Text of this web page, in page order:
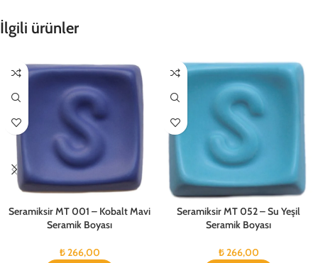
İlgili ürünler
Seramiksir MT 001 – Kobalt Mavi
Seramik Boyası
₺266,00
Seramiksir MT 052 – Su Yeşil
Seramik Boyası
₺266,00